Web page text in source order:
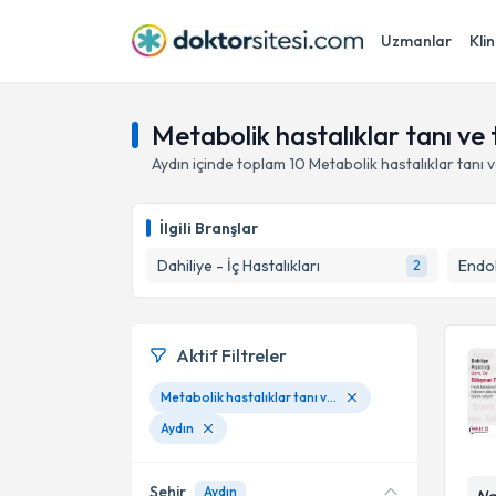
Uzmanlar
Metabolik hastalıklar tanı ve
Aydın içinde toplam 10 Metabolik hastalıklar tanı
İlgili Branşlar
Dahiliye - İç Hastalıkları
2
Aktif Filtreler
Metabolik hastalıklar tanı ve tedavisi
Aydın
Şehir Aydın